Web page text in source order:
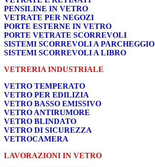
PENSILINE IN VETRO
VETRATE PER NEGOZI
PORTE ESTERNE IN VETRO
PORTE VETRATE SCORREVOLI
SISTEMI SCORREVOLI A PARCHEGGIO
SISTEMI SCORREVOLI A LIBRO
VETRERIA INDUSTRIALE
VETRO TEMPERATO
VETRO PER EDILIZIA
VETRO BASSO EMISSIVO
VETRO ANTIRUMORE
VETRO BLINDATO
VETRO DI SICUREZZA
VETROCAMERA
LAVORAZIONI IN VETRO